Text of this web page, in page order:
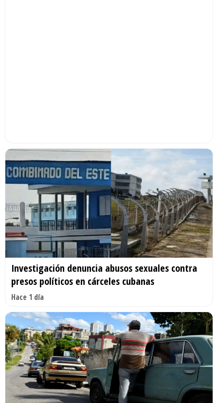
Investigación denuncia abusos sexuales contra
presos políticos en cárceles cubanas
Hace 1 día